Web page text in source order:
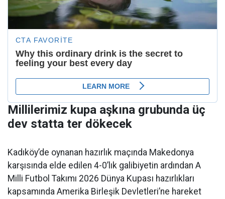
Millilerimiz kupa aşkına grubunda üç
dev statta ter dökecek
Kadıköy’de oynanan hazırlık maçında Makedonya
karşısında elde edilen 4-0’lık galibiyetin ardından A
Milli Futbol Takımı 2026 Dünya Kupası hazırlıkları
kapsamında Amerika Birleşik Devletleri’ne hareket